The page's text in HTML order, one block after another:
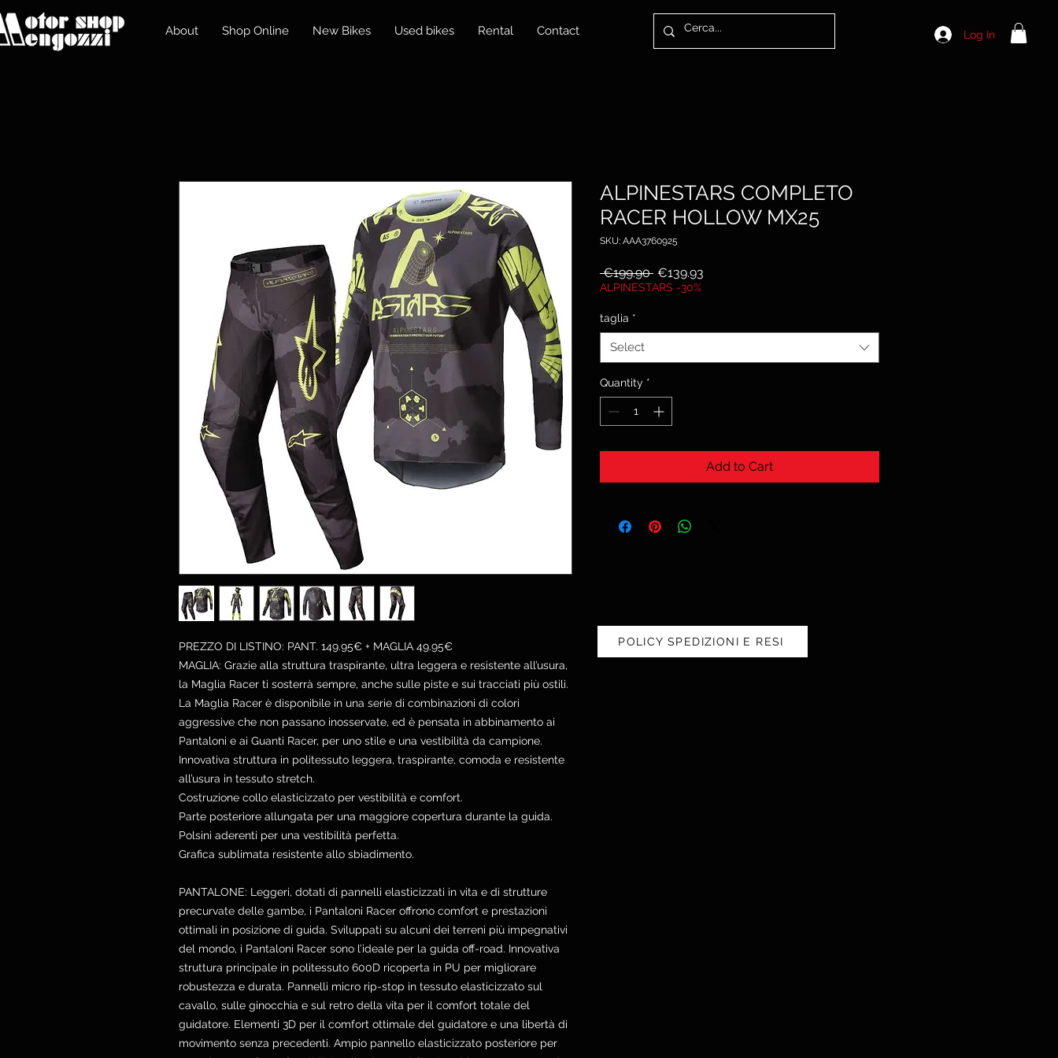
Log In
About Shop Online New Bikes Used bikes Rental Contact
PREZZO DI LISTINO: PANT. 149.95€ + MAGLIA 49.95€
MAGLIA: Grazie alla struttura traspirante, ultra leggera e resistente all’usura,
la Maglia Racer ti sosterrà sempre, anche sulle piste e sui tracciati più ostili.
La Maglia Racer è disponibile in una serie di combinazioni di colori
aggressive che non passano inosservate, ed è pensata in abbinamento ai
Pantaloni e ai Guanti Racer, per uno stile e una vestibilità da campione.
Innovativa struttura in politessuto leggera, traspirante, comoda e resistente
all’usura in tessuto stretch.
Costruzione collo elasticizzato per vestibilità e comfort.
Parte posteriore allungata per una maggiore copertura durante la guida.
Polsini aderenti per una vestibilità perfetta.
Grafica sublimata resistente allo sbiadimento.
PANTALONE: Leggeri, dotati di pannelli elasticizzati in vita e di strutture
precurvate delle gambe, i Pantaloni Racer offrono comfort e prestazioni
ottimali in posizione di guida. Sviluppati su alcuni dei terreni più impegnativi
del mondo, i Pantaloni Racer sono l’ideale per la guida off-road. Innovativa
struttura principale in politessuto 600D ricoperta in PU per migliorare
robustezza e durata. Pannelli micro rip-stop in tessuto elasticizzato sul
cavallo, sulle ginocchia e sul retro della vita per il comfort totale del
guidatore. Elementi 3D per il comfort ottimale del guidatore e una libertà di
movimento senza precedenti. Ampio pannello elasticizzato posteriore per
ALPINESTARS COMPLETO
RACER HOLLOW MX25
SKU: AAA3760925
€199.90 Regular
Price
€139.93
ALPINESTARS -30%
taglia *
Select
Quantity *
Add to Cart
POLICY SPEDIZIONI E RESI